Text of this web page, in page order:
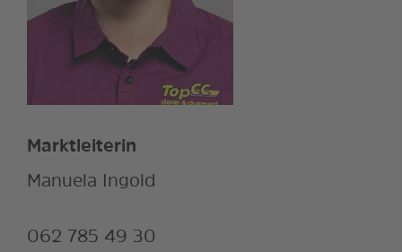
Marktleiterin
Manuela Ingold
062 785 49 30